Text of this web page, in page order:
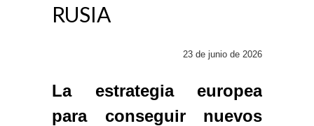
RUSIA
23 de junio de 2026
La estrategia europea
para conseguir nuevos